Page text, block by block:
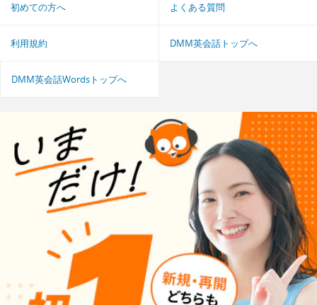
初めての方へ よくある質問
利用規約 DMM英会話トップへ
DMM英会話Wordsトップへ